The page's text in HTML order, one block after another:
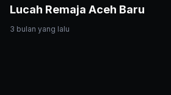
Lucah Remaja Aceh Baru
3 bulan yang lalu